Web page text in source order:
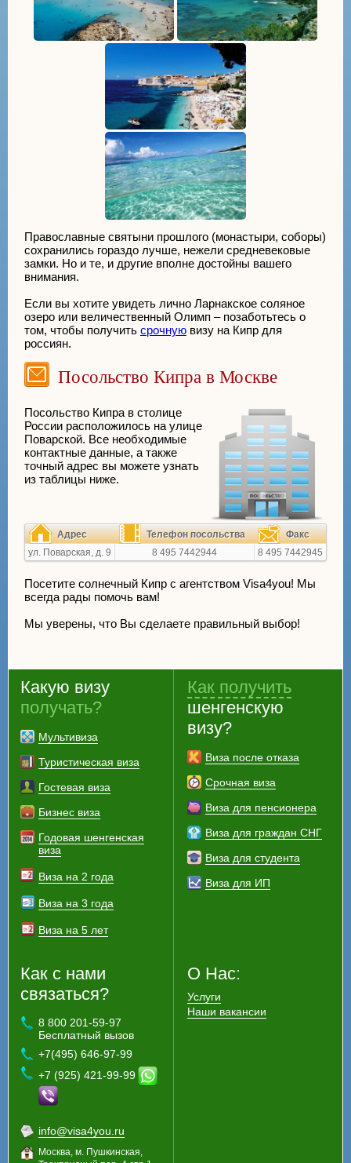
Православные святыни прошлого (монастыри, соборы)
сохранились гораздо лучше, нежели средневековые
замки. Но и те, и другие вполне достойны вашего
внимания.
Если вы хотите увидеть лично Ларнакское соляное
озеро или величественный Олимп – позаботьтесь о
том, чтобы получить срочную визу на Кипр для
россиян.
Посольство Кипра в Москве
Посольство Кипра в столице
России расположилось на улице
Поварской. Все необходимые
контактные данные, а также
точный адрес вы можете узнать
из таблицы ниже.
Адрес Телефон посольства
Факс
ул. Поварская, д. 9
8 495 7442944 8 495 7442945
Посетите солнечный Кипр с агентством Visa4you! Мы
всегда рады помочь вам!
Мы уверены, что Вы сделаете правильный выбор!
Какую визу
получать?
Мультивиза
Туристическая виза
Гостевая виза
Бизнес виза
Годовая шенгенская
виза
Виза на 2 года
Виза на 3 года
Виза на 5 лет
Как получить
шенгенскую
визу?
Виза после отказа
Срочная виза
Виза для пенсионера
Виза для граждан СНГ
Виза для студента
Виза для ИП
Как с нами
связаться?
8 800 201-59-97
Бесплатный вызов
+7(495) 646-97-99
+7 (925) 421-99-99
info@visa4you.ru
Москва, м. Пушкинская,
О Нас:
Услуги
Наши вакансии